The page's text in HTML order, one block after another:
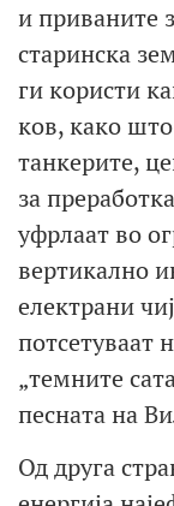
и приваните
старинска
ги користи
ков, како
танкерите,
за
уфрлаат во
вертикално
електрани
потсетуваат
„темните
песната на
Од друга